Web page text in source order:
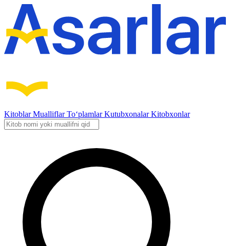
KitoblarMualliflarTo‘plamlarKutubxonalarKitobxonlar